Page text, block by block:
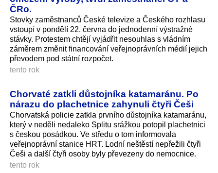
ČRo.
Stovky zaměstnanců České televize a Českého rozhlasu
vstoupí v pondělí 22. června do jednodenní výstražné
stávky. Protestem chtějí vyjádřit nesouhlas s vládním
záměrem změnit financování veřejnoprávních médií jejich
převodem pod státní rozpočet.
tento rok
Chorvaté zatkli důstojníka katamaránu. Po
nárazu do plachetnice zahynuli čtyři Češi
Chorvatská policie zatkla prvního důstojníka katamaránu,
který v neděli nedaleko Splitu srážkou potopil plachetnici
s českou posádkou. Ve středu o tom informovala
veřejnoprávní stanice HRT. Lodní neštěstí nepřežili čtyři
Češi a další čtyři osoby byly převezeny do nemocnice.
tento rok